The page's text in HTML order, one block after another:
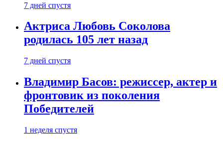
7 дней спустя
Актриса Любовь Соколова
родилась 105 лет назад
7 дней спустя
Владимир Басов: режиссер, актер и
фронтовик из поколения
Победителей
1 неделя спустя